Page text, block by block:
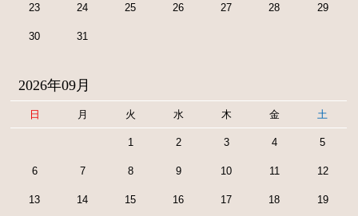
23 24 25 26 27 28 29
30 31
2026年09月
日 月 火 水 木 金 土
1 2 3 4 5
6 7 8 9 10 11 12
13 14 15 16 17 18 19